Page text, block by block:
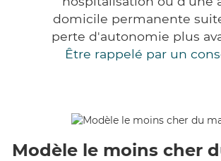
domicile permanente
perte d'autonomie plus
Être rappelé par un
Modèle le moins cher